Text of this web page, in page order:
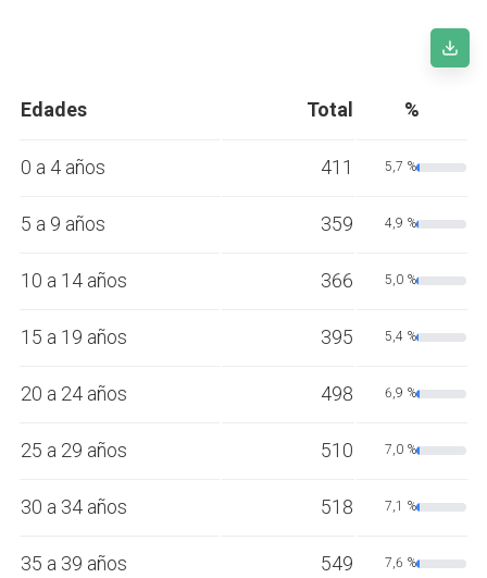
Edades Total %
0 a 4 años 411 5,7 %
5 a 9 años 359 4,9 %
10 a 14 años 366 5,0 %
15 a 19 años 395 5,4 %
20 a 24 años 498 6,9 %
25 a 29 años 510 7,0 %
30 a 34 años 518 7,1 %
35 a 39 años 549 7,6 %